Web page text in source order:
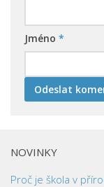
Jméno *
NOVINKY
Proč je škola v